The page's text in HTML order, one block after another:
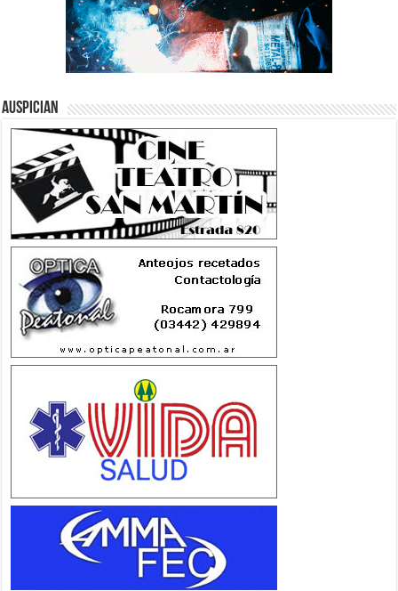
Auspician